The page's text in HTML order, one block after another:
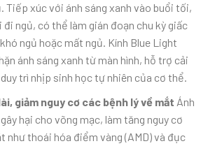
Tiếp xúc với ánh sáng xanh vào buổi tối,
ngủ, có thể làm gián đoạn chu kỳ giấc
ngủ hoặc mất ngủ. Kính Blue Light
ánh sáng xanh từ màn hình, hỗ trợ cải
trì nhịp sinh học tự nhiên của cơ thể.
giảm nguy cơ các bệnh lý về mắt Ánh
hại cho võng mạc, làm tăng nguy cơ
như thoái hóa điểm vàng (AMD) và đục